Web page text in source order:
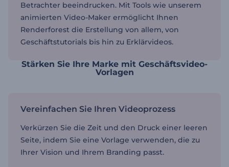
Betrachter beeindrucken. Mit Tools wie unserem
animierten Video-Maker ermöglicht Ihnen
Renderforest die Erstellung von allem, von
Geschäftstutorials bis hin zu Erklärvideos.
Stärken Sie Ihre Marke mit Geschäftsvideo-
Vorlagen
Vereinfachen Sie Ihren Videoprozess
Verkürzen Sie die Zeit und den Druck einer leeren
Seite, indem Sie eine Vorlage verwenden, die zu
Ihrer Vision und Ihrem Branding passt.